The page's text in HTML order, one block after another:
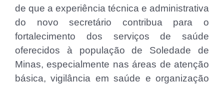
de que a experiência técnica e administrativa
do novo secretário contribua para o
fortalecimento dos serviços de saúde
oferecidos à população de Soledade de
Minas, especialmente nas áreas de atenção
básica, vigilância em saúde e organização